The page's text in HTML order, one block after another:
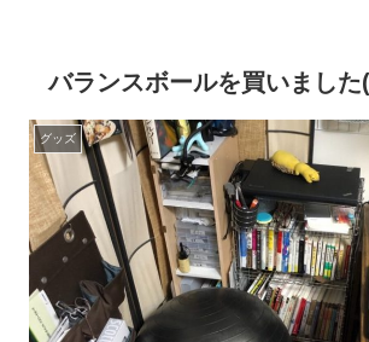
バランスボールを買いまし
グッズ